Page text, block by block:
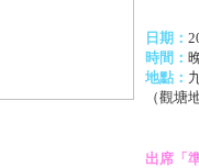
日期：
時間：
地點：
（觀塘
出席「